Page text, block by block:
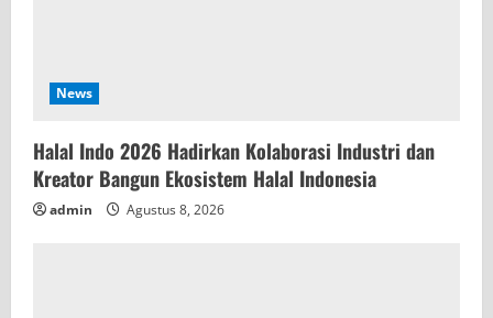
News
Halal Indo 2026 Hadirkan Kolaborasi Industri dan
Kreator Bangun Ekosistem Halal Indonesia
admin Agustus 8, 2026